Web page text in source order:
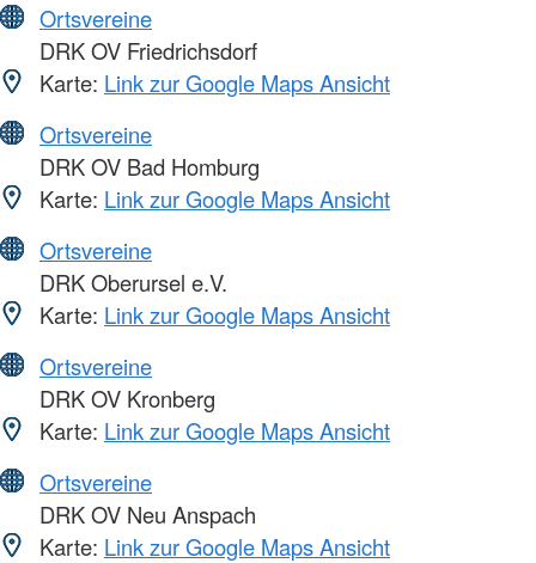
Ortsvereine
DRK OV Friedrichsdorf
Karte: Link zur Google Maps Ansicht
Ortsvereine
DRK OV Bad Homburg
Karte: Link zur Google Maps Ansicht
Ortsvereine
DRK Oberursel e.V.
Karte: Link zur Google Maps Ansicht
Ortsvereine
DRK OV Kronberg
Karte: Link zur Google Maps Ansicht
Ortsvereine
DRK OV Neu Anspach
Karte: Link zur Google Maps Ansicht